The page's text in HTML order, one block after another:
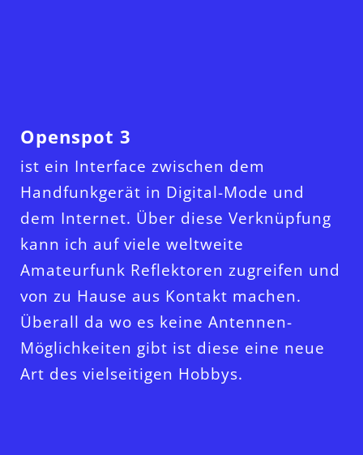
Openspot 3
ist ein Interface zwischen dem
Handfunkgerät in Digital-Mode und
dem Internet. Über diese Verknüpfung
kann ich auf viele weltweite
Amateurfunk Reflektoren zugreifen und
von zu Hause aus Kontakt machen.
Überall da wo es keine Antennen-
Möglichkeiten gibt ist diese eine neue
Art des vielseitigen Hobbys.